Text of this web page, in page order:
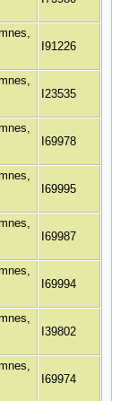
I91226
I23535
I69978
I69995
I69987
I69994
I39802
I69974